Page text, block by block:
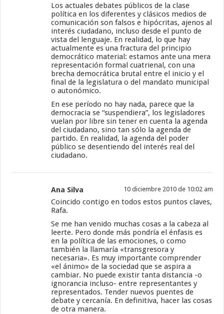
Los actuales debates públicos de la clase
política en los diferentes y clásicos medios de
comunicación son falsos e hipócritas, ajenos al
interés ciudadano, incluso desde el punto de
vista del lenguaje. En realidad, lo que hay
actualmente es una fractura del principio
democrático material: estamos ante una mera
representación formal cuatrienal, con una
brecha democrática brutal entre el inicio y el
final de la legislatura o del mandato municipal
o autonómico.
En ese período no hay nada, parece que la
democracia se “suspendiera”, los legisladores
vuelan por libre sin tener en cuenta la agenda
del ciudadano, sino tan sólo la agenda de
partido. En realidad, la agenda del poder
público se desentiendo del interés real del
ciudadano.
Ana Silva 10 diciembre 2010 de 10:02 am
Coincido contigo en todos estos puntos claves,
Rafa.
Se me han venido muchas cosas a la cabeza al
leerte. Pero donde más pondría el énfasis es
en la política de las emociones, o como
también la llamaría «transgresora y
necesaria». Es muy importante comprender
«el ánimo» de la sociedad que se aspira a
cambiar. No puede existir tanta distancia -o
ignorancia incluso- entre representantes y
representados. Tender nuevos puentes de
debate y cercanía. En definitiva, hacer las cosas
de otra manera.